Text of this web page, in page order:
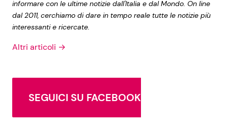
informare con le ultime notizie dall'Italia e dal Mondo. On line
dal 2011, cerchiamo di dare in tempo reale tutte le notizie più
interessanti e ricercate.
Altri articoli →
SEGUICI SU FACEBOOK